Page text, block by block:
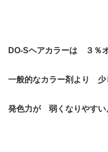
DO-Sヘアカラーは ３％
一般的なカラー剤より 少
発色力が 弱くなりやすい